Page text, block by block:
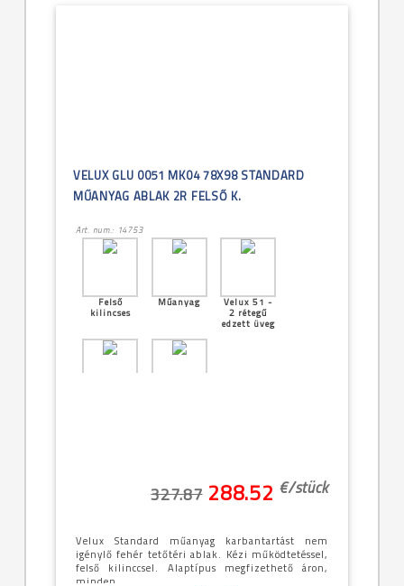
VELUX GLU 0051 MK04 78X98 STANDARD
MŰANYAG ABLAK 2R FELSŐ K.
Art. num.: 14753
Felső
kilincses
Műanyag
Velux 51 -
2 rétegű
edzett üveg
327.87 288.52 €/stück
Velux Standard műanyag karbantartást nem
igénylő fehér tetőtéri ablak. Kézi működtetéssel,
felső kilinccsel. Alaptípus megfizethető áron,
minden ...